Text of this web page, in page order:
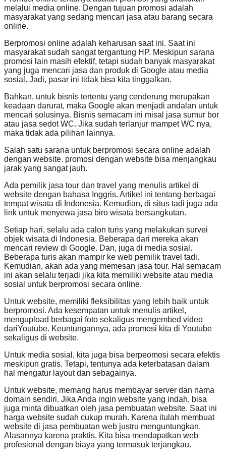
melalui media online. Dengan tujuan promosi adalah
masyarakat yang sedang mencari jasa atau barang secara
online.
Berpromosi online adalah keharusan saat ini. Saat ini
masyarakat sudah sangat tergantung HP. Meskipun sarana
promosi lain masih efektif, tetapi sudah banyak masyarakat
yang juga mencari jasa dan produk di Google atau media
sosial. Jadi, pasar ini tidak bisa kita tinggalkan.
Bahkan, untuk bisnis tertentu yang cenderung merupakan
keadaan darurat, maka Google akan menjadi andalan untuk
mencari solusinya. Bisnis semacam ini misal jasa sumur bor
atau jasa sedot WC. Jika sudah terlanjur mampet WC nya,
maka tidak ada pilihan lainnya.
Salah satu sarana untuk berpromosi secara online adalah
dengan website. promosi dengan website bisa menjangkau
jarak yang sangat jauh.
Ada pemilik jasa tour dan travel yang menulis artikel di
website dengan bahasa Inggris. Artikel ini tentang berbagai
tempat wisata di Indonesia. Kemudian, di situs tadi juga ada
link untuk menyewa jasa biro wisata bersangkutan.
Setiap hari, selalu ada calon turis yang melakukan survei
objek wisata di Indonesia. Beberapa dari mereka akan
mencari review di Google. Dan, juga di media sosial.
Beberapa turis akan mampir ke web pemilik travel tadi.
Kemudian, akan ada yang memesan jasa tour. Hal semacam
ini akan selalu terjadi jika kita memiliki website atau media
sosial untuk berpromosi secara online.
Untuk website, memiliki fleksibilitas yang lebih baik untuk
berpromosi. Ada kesempatan untuk menulis artikel,
mengupload berbagai foto sekaligus mengembed video
dariYoutube. Keuntungannya, ada promosi kita di Youtube
sekaligus di website.
Untuk media sosial, kita juga bisa berpeomosi secara efektis
meskipun gratis. Tetapi, tentunya ada keterbatasan dalam
hal mengatur layout dan sebagainya.
Untuk website, memang harus membayar server dan nama
domain sendiri. Jika Anda ingin website yang indah, bisa
juga minta dibuatkan oleh jasa pembuatan website. Saat ini
harga website sudah cukup murah. Karena itulah membuat
website di jasa pembuatan web justru menguntungkan.
Alasannya karena praktis. Kita bisa mendapatkan web
profesional dengan biaya yang termasuk terjangkau.